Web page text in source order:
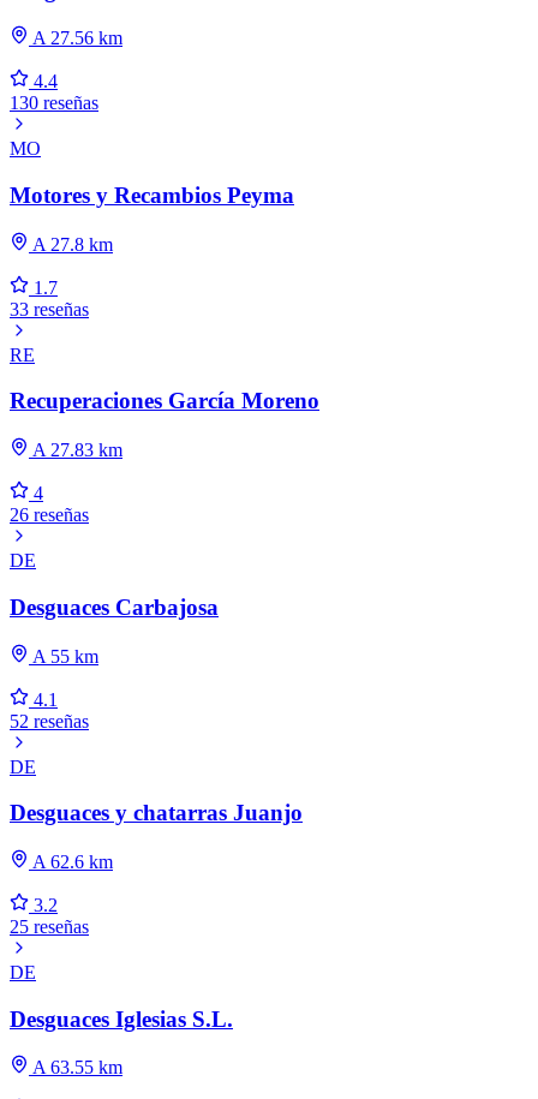
A 27.56 km
4.4
130 reseñas
MO
Motores y Recambios Peyma
A 27.8 km
1.7
33 reseñas
RE
Recuperaciones García Moreno
A 27.83 km
4
26 reseñas
DE
Desguaces Carbajosa
A 55 km
4.1
52 reseñas
DE
Desguaces y chatarras Juanjo
A 62.6 km
3.2
25 reseñas
DE
Desguaces Iglesias S.L.
A 63.55 km